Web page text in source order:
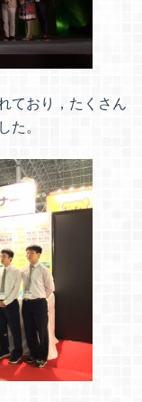
ており，たくさん
た。